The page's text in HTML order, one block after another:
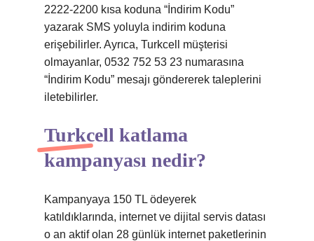
2222-2200 kısa koduna “İndirim Kodu”
yazarak SMS yoluyla indirim koduna
erişebilirler. Ayrıca, Turkcell müşterisi
olmayanlar, 0532 752 53 23 numarasına
“İndirim Kodu” mesajı göndererek taleplerini
iletebilirler.
Turkcell katlama
kampanyası nedir?
Kampanyaya 150 TL ödeyerek
katıldıklarında, internet ve dijital servis datası
o an aktif olan 28 günlük internet paketlerinin